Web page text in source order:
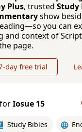
Plus, trusted Study
show
you can
and context of
page.
day free trial
Iosue 15
Study Bibles